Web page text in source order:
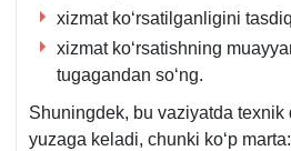
хizmat koʻrsatilganligini
хizmat koʻrsatishning
tugagandan soʻng.
Shuningdek, bu vaziyatda
yuzaga keladi, chunki koʻp marta: